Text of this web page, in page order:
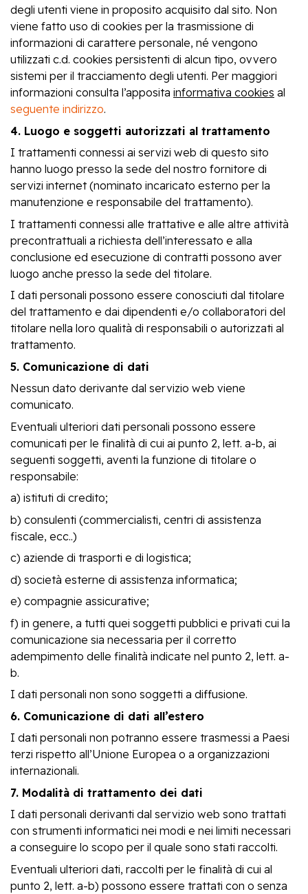
degli utenti viene in proposito acquisito dal sito. Non
viene fatto uso di cookies per la trasmissione di
informazioni di carattere personale, né vengono
utilizzati c.d. cookies persistenti di alcun tipo, ovvero
sistemi per il tracciamento degli utenti. Per maggiori
informazioni consulta l’apposita informativa cookies al
seguente indirizzo.
4. Luogo e soggetti autorizzati al trattamento
I trattamenti connessi ai servizi web di questo sito
hanno luogo presso la sede del nostro fornitore di
servizi internet (nominato incaricato esterno per la
manutenzione e responsabile del trattamento).
I trattamenti connessi alle trattative e alle altre attività
precontrattuali a richiesta dell’interessato e alla
conclusione ed esecuzione di contratti possono aver
luogo anche presso la sede del titolare.
I dati personali possono essere conosciuti dal titolare
del trattamento e dai dipendenti e/o collaboratori del
titolare nella loro qualità di responsabili o autorizzati al
trattamento.
5. Comunicazione di dati
Nessun dato derivante dal servizio web viene
comunicato.
Eventuali ulteriori dati personali possono essere
comunicati per le finalità di cui ai punto 2, lett. a-b, ai
seguenti soggetti, aventi la funzione di titolare o
responsabile:
a) istituti di credito;
b) consulenti (commercialisti, centri di assistenza
fiscale, ecc..)
c) aziende di trasporti e di logistica;
d) società esterne di assistenza informatica;
e) compagnie assicurative;
f) in genere, a tutti quei soggetti pubblici e privati cui la
comunicazione sia necessaria per il corretto
adempimento delle finalità indicate nel punto 2, lett. a-
b.
I dati personali non sono soggetti a diffusione.
6. Comunicazione di dati all’estero
I dati personali non potranno essere trasmessi a Paesi
terzi rispetto all’Unione Europea o a organizzazioni
internazionali.
7. Modalità di trattamento dei dati
I dati personali derivanti dal servizio web sono trattati
con strumenti informatici nei modi e nei limiti necessari
a conseguire lo scopo per il quale sono stati raccolti.
Eventuali ulteriori dati, raccolti per le finalità di cui al
punto 2, lett. a-b) possono essere trattati con o senza